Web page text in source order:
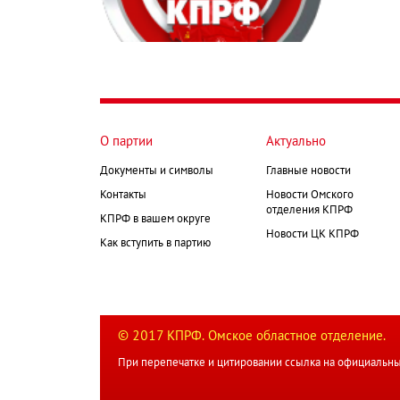
О партии
Документы и символы
Контакты
КПРФ в вашем округе
Как вступить в партию
Актуально
Главные новости
Новости Омского
отделения КПРФ
Новости ЦК КПРФ
© 2017 КПРФ. Омское областное отделение.
При перепечатке и цитировании ссылка на